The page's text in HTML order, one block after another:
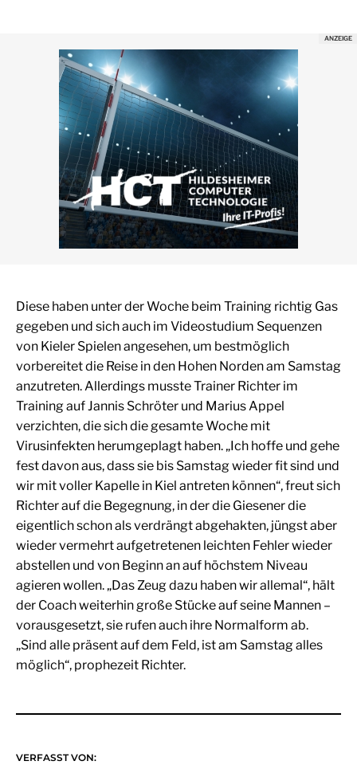
Diese haben unter der Woche beim Training richtig Gas
gegeben und sich auch im Videostudium Sequenzen
von Kieler Spielen angesehen, um bestmöglich
vorbereitet die Reise in den Hohen Norden am Samstag
anzutreten. Allerdings musste Trainer Richter im
Training auf Jannis Schröter und Marius Appel
verzichten, die sich die gesamte Woche mit
Virusinfekten herumgeplagt haben. „Ich hoffe und gehe
fest davon aus, dass sie bis Samstag wieder fit sind und
wir mit voller Kapelle in Kiel antreten können“, freut sich
Richter auf die Begegnung, in der die Giesener die
eigentlich schon als verdrängt abgehakten, jüngst aber
wieder vermehrt aufgetretenen leichten Fehler wieder
abstellen und von Beginn an auf höchstem Niveau
agieren wollen. „Das Zeug dazu haben wir allemal“, hält
der Coach weiterhin große Stücke auf seine Mannen –
vorausgesetzt, sie rufen auch ihre Normalform ab.
„Sind alle präsent auf dem Feld, ist am Samstag alles
möglich“, prophezeit Richter.
VERFASST VON: